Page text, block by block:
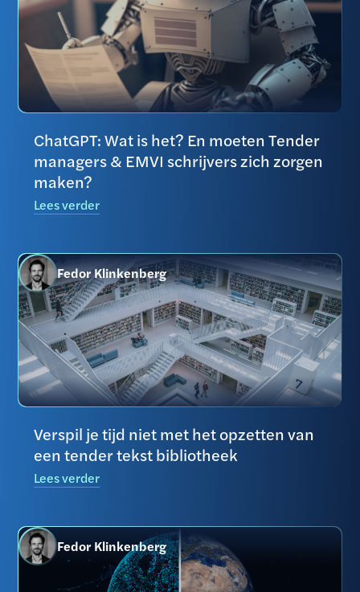
ChatGPT: Wat is het? En moeten Tender
managers & EMVI schrijvers zich zorgen
maken?
Lees verder
Fedor Klinkenberg
Verspil je tijd niet met het opzetten van
een tender tekst bibliotheek
Lees verder
Fedor Klinkenberg